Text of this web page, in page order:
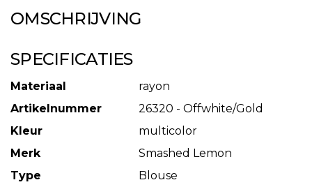
OMSCHRIJVING
SPECIFICATIES
Materiaal
rayon
Artikelnummer
26320 - Offwhite/Gold
Kleur
multicolor
Merk
Smashed Lemon
Type
Blouse